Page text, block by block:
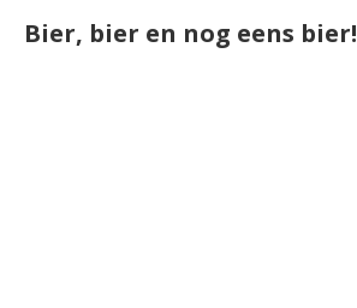
Bier, bier en nog eens bier!